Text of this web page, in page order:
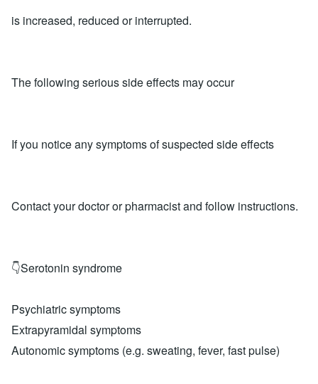
is increased, reduced or interrupted.
The following serious side effects may occur
If you notice any symptoms of suspected side effects
Contact your doctor or pharmacist and follow instructions.
👇Serotonin syndrome
Psychiatric symptoms
Extrapyramidal symptoms
Autonomic symptoms (e.g. sweating, fever, fast pulse)